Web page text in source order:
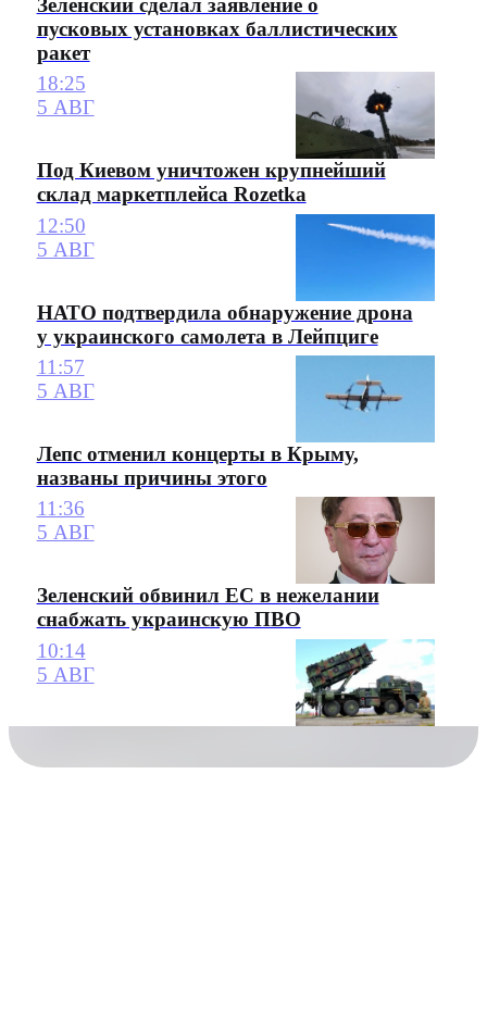
Зеленский сделал заявление о
пусковых установках баллистических
ракет
18:25
5 АВГ
Под Киевом уничтожен крупнейший
склад маркетплейса Rozetka
12:50
5 АВГ
НАТО подтвердила обнаружение дрона
у украинского самолета в Лейпциге
11:57
5 АВГ
Лепс отменил концерты в Крыму,
названы причины этого
11:36
5 АВГ
Зеленский обвинил ЕС в нежелании
снабжать украинскую ПВО
10:14
5 АВГ